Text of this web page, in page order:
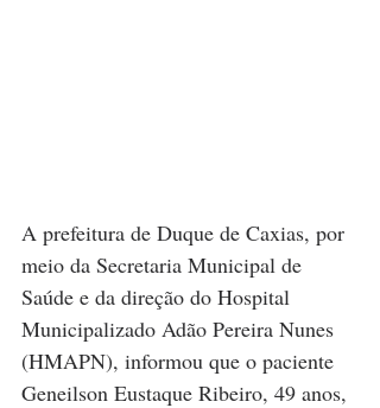
A prefeitura de Duque de Caxias, por
meio da Secretaria Municipal de
Saúde e da direção do Hospital
Municipalizado Adão Pereira Nunes
(HMAPN), informou que o paciente
Geneilson Eustaque Ribeiro, 49 anos,